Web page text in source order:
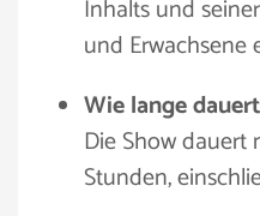
Inhalts und
und Erwachsene
Wie lange
Die Show dauert
Stunden,